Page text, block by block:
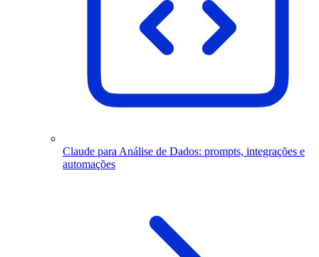
Claude para Análise de Dados: prompts, integrações e
automações